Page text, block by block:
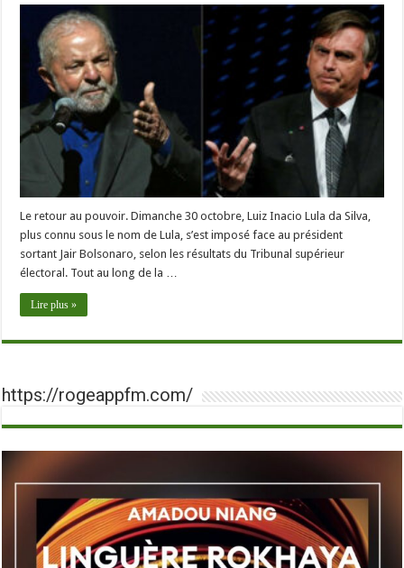
Le retour au pouvoir. Dimanche 30 octobre, Luiz Inacio Lula da Silva,
plus connu sous le nom de Lula, s’est imposé face au président
sortant Jair Bolsonaro, selon les résultats du Tribunal supérieur
électoral. Tout au long de la …
Lire plus »
https://rogeappfm.com/